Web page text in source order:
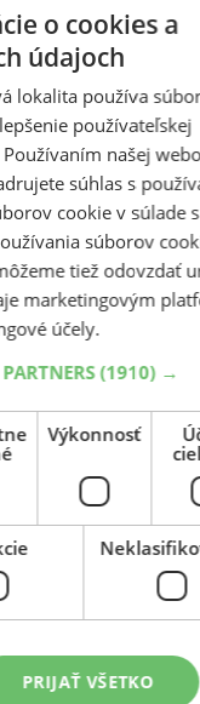
cestnou
vám zaistila
pneumatík.
Advantage SUV
starostí vďaka
dobrodružstiev a
svojej jazdy
behúňa vás
a pravou stranou
opotrebenia medzi
zadnou. Celoročná
SUV bezpečne udrží
pôvodne
1870 v Ohiu
a odtiaľ názov
firmu Uniroyal
BFGoodrich sa
má táto značka veľký
kategórie
o cookies a
údajoch
lokalita používa
používateľskej
našej
súhlas s
cookie v súlade
súborov
tiež odovzdať
marketingovým
účely.
(1910) →
Výkonnosť
PRIJAŤ VŠETKO